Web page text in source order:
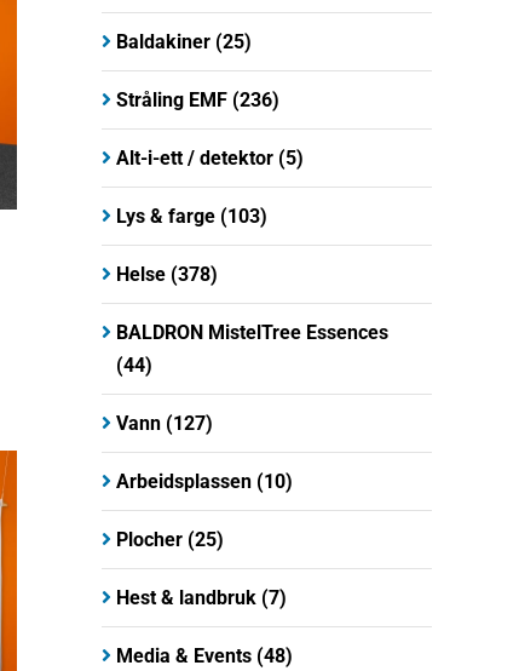
Baldakiner (25)
Stråling EMF (236)
Alt-i-ett / detektor (5)
Lys & farge (103)
Helse (378)
BALDRON MistelTree Essences
(44)
Vann (127)
Arbeidsplassen (10)
Plocher (25)
Hest & landbruk (7)
Media & Events (48)